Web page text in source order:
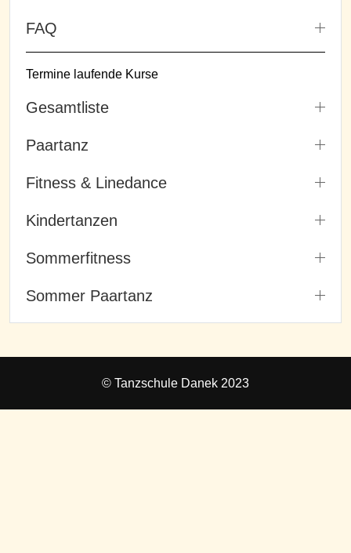
FAQ
Termine laufende Kurse
Gesamtliste
Paartanz
Fitness & Linedance
Kindertanzen
Sommerfitness
Sommer Paartanz
© Tanzschule Danek 2023